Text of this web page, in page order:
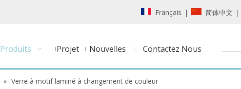
Français | 简体中文 |
Produits Projet Nouvelles Contactez Nous
» Verre à motif laminé à changement de couleur